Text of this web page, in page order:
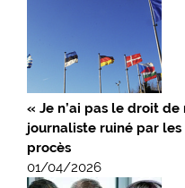
« Je n’ai pas le droit
journaliste ruiné par les
procès
01/04/2026